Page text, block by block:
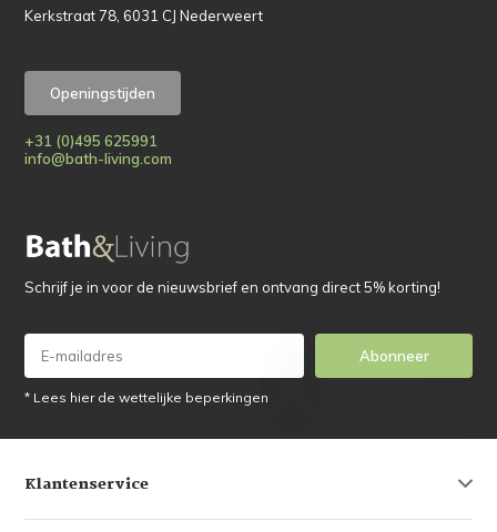
Kerkstraat 78, 6031 CJ Nederweert
Openingstijden
+31 (0)495 625991
info@bath-living.com
Schrijf je in voor de nieuwsbrief en ontvang direct 5% korting!
Abonneer
* Lees hier de wettelijke beperkingen
Klantenservice